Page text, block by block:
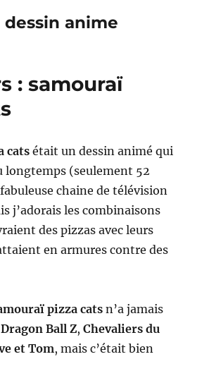
dessin anime
: samouraï
cats était un dessin animé qui
longtemps (seulement 52
chaine de télévision
j’adorais les combinaisons
des pizzas avec leurs
en armures contre des
pizza catsn’a jamais
Dragon Ball Z,Chevaliers du
et Tom, mais c’était bien